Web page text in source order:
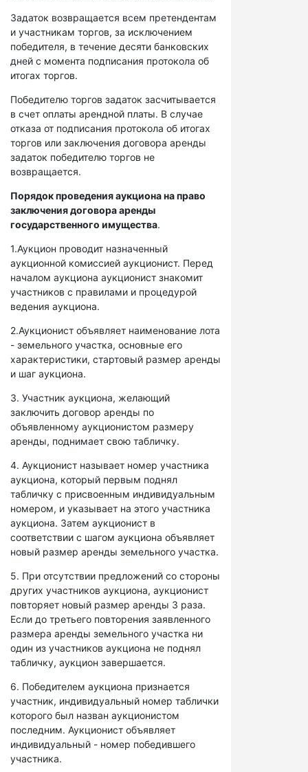
Задаток возвращается всем претендентам
и участникам торгов, за исключением
победителя, в течение десяти банковских
дней с момента подписания протокола об
итогах торгов.
Победителю торгов задаток засчитывается
в счет оплаты арендной платы. В случае
отказа от подписания протокола об итогах
торгов или заключения договора аренды
задаток победителю торгов не
возвращается.
Порядок проведения аукциона на право
заключения договора аренды
государственного имущества.
1.Аукцион проводит назначенный
аукционной комиссией аукционист. Перед
началом аукциона аукционист знакомит
участников с правилами и процедурой
ведения аукциона.
2.Аукционист объявляет наименование лота
- земельного участка, основные его
характеристики, стартовый размер аренды
и шаг аукциона.
3. Участник аукциона, желающий
заключить договор аренды по
объявленному аукционистом размеру
аренды, поднимает свою табличку.
4. Аукционист называет номер участника
аукциона, который первым поднял
табличку с присвоенным индивидуальным
номером, и указывает на этого участника
аукциона. Затем аукционист в
соответствии с шагом аукциона объявляет
новый размер аренды земельного участка.
5. При отсутствии предложений со стороны
других участников аукциона, аукционист
повторяет новый размер аренды 3 раза.
Если до третьего повторения заявленного
размера аренды земельного участка ни
один из участников аукциона не поднял
табличку, аукцион завершается.
6. Победителем аукциона признается
участник, индивидуальный номер таблички
которого был назван аукционистом
последним. Аукционист объявляет
индивидуальный - номер победившего
участника.